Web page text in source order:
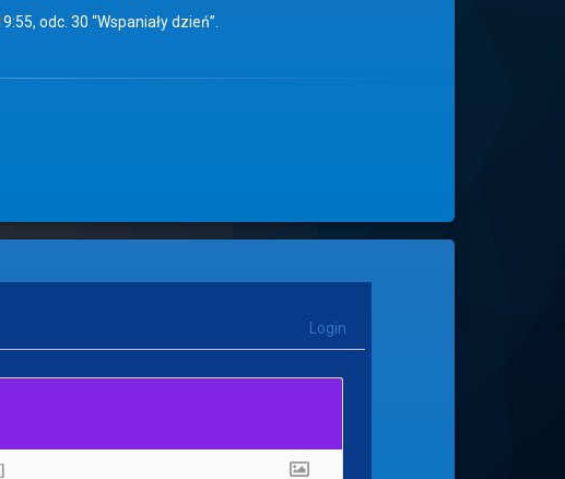
odc. 30 “Wspaniały dzień”.
Login